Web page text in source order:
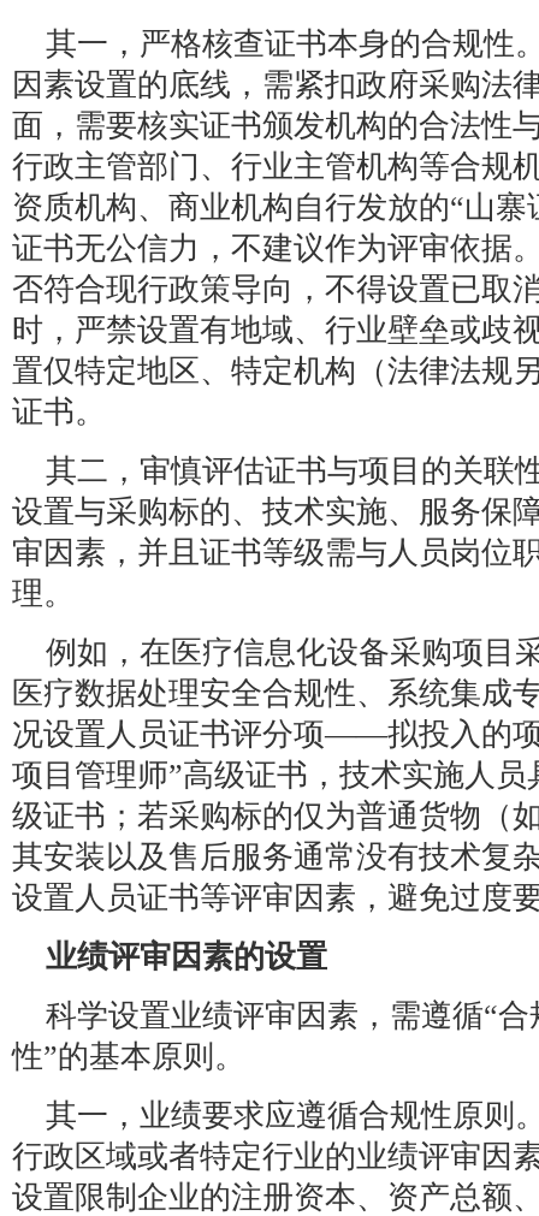
其一，严格核查证书本身的合规性
因素设置的底线，需紧扣政府采购法
面，需要核实证书颁发机构的合法性
行政主管部门、行业主管机构等合规
资质机构、商业机构自行发放的“山寨
证书无公信力，不建议作为评审依据
否符合现行政策导向，不得设置已取
时，严禁设置有地域、行业壁垒或歧
置仅特定地区、特定机构（法律法规
证书。
其二，审慎评估证书与项目的关联
设置与采购标的、技术实施、服务保
审因素，并且证书等级需与人员岗位
理。
例如，在医疗信息化设备采购项目
医疗数据处理安全合规性、系统集成
况设置人员证书评分项——拟投入的
项目管理师”高级证书，技术实施人员
级证书；若采购标的仅为普通货物（
其安装以及售后服务通常没有技术复
设置人员证书等评审因素，避免过度
业绩评审因素的设置
科学设置业绩评审因素，需遵循“
性”的基本原则。
其一，业绩要求应遵循合规性原则
行政区域或者特定行业的业绩评审因
设置限制企业的注册资本、资产总额